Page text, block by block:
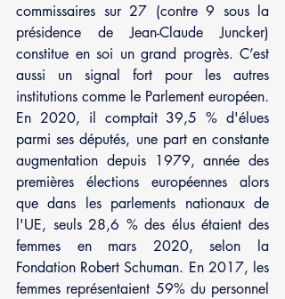
commissaires sur 27 (contre 9 sous la
présidence de Jean-Claude Juncker)
constitue en soi un grand progrès. C’est
aussi un signal fort pour les autres
institutions comme le Parlement européen
En 2020, il comptait 39,5 % d'élues
parmi ses députés, une part en constante
augmentation depuis 1979, année des
premières élections européennes alors
que dans les parlements nationaux de
l'UE, seuls 28,6 % des élus étaient des
femmes en mars 2020, selon la
Fondation Robert Schuman. En 2017, les
femmes représentaient 59% du personnel